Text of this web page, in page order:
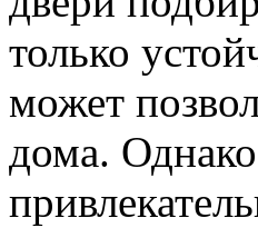
только
может
дома.